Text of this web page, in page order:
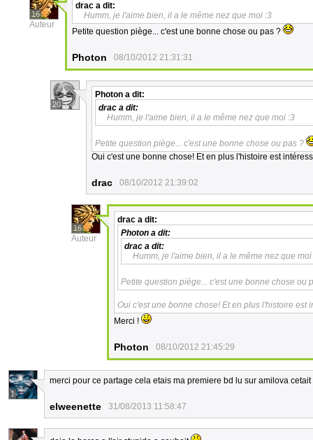
16
Auteur
drac a dit:
Humm, je l'aime bien, il a le même nez que moi :3
Petite question piège... c'est une bonne chose ou pas ?
Photon 08/10/2012 21:31:31
20
Photon a dit:
drac a dit:
Humm, je l'aime bien, il a le même nez que moi :3
Petite question piège... c'est une bonne chose ou pas ?
Oui c'est une bonne chose! Et en plus l'histoire est
drac 08/10/2012 21:39:02
16
Auteur
drac a dit:
Photon a dit:
drac a dit:
Humm, je l'aime bien, il a le même nez que moi
Petite question piège... c'est une bonne chose ou
Oui c'est une bonne chose! Et en plus l'histoire est
Merci !
Photon 08/10/2012 21:45:29
1
merci pour ce partage cela etais ma premiere bd lu sur amilova
elweenette 31/08/2013 11:58:47